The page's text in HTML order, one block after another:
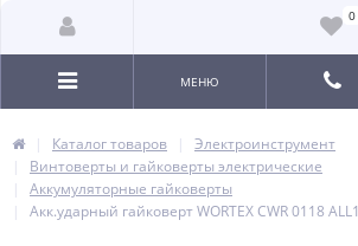
0
МЕНЮ
Каталог товаров
Электроинструмент
Винтоверты и гайковерты электрические
Аккумуляторные гайковерты
Акк.ударный гайковерт WORTEX СWR 0118 ALL1